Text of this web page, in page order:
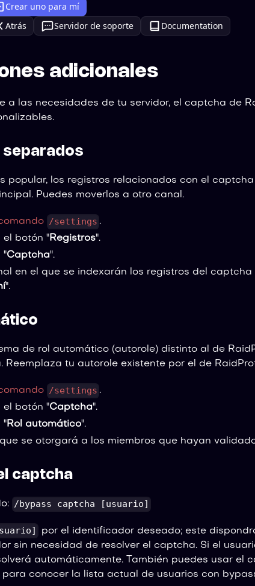
Crear uno para mí
Atrás
Servidor de soporte Documentation
adicionales
a las necesidades de tu servidor, el captcha de
separados
popular, los registros relacionados con el
Puedes moverlos a otro canal.
/settings .
el botón "Registros".
"Captcha".
en el que se indexarán los registros del captcha
".
de rol automático (autorole) distinto al de
Reemplaza tu autorole existente por el de
/settings .
el botón "Captcha".
"Rol automático".
se otorgará a los miembros que hayan
captcha
/bypass captcha [usuario]
por el identificador deseado; este
sin necesidad de resolver el captcha. Si el
automáticamente. También puedes usar el
para conocer la lista actual de usuarios con